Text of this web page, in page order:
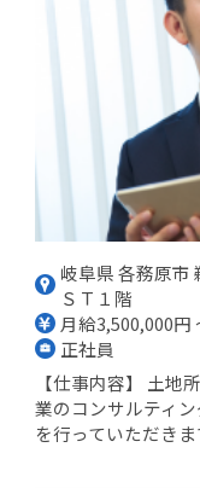
岐阜県 各務原
ＳＴ１階
月給3,500,000円
正社員
【仕事内容】 土地
業のコンサルティ
を行っていただき